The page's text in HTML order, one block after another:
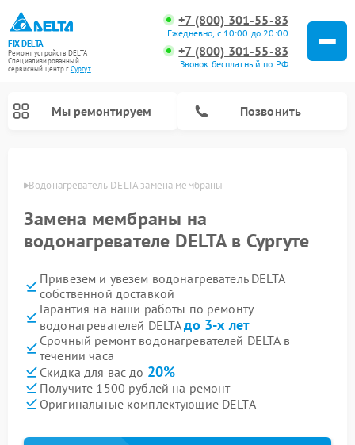
FIX-DELTA
Ремонт устройств DELTA
Специализированный
cервисный центр г.Сургут
+7 (800) 301-55-83
Ежедневно, с 10:00 до 20:00
+7 (800) 301-55-83
Звонок бесплатный по РФ
Мы ремонтируем Позвонить
Водонагреватель DELTA замена мембраны
Замена мембраны на
водонагревателе DELTA в Сургуте
Привезем и увезем водонагреватель DELTA
собственной доставкой
Гарантия на наши работы по ремонту
водонагревателей DELTAдо 3-х лет
Срочный ремонт водонагревателей DELTA в
течении часа
Скидка для вас до 20%
Получите 1500 рублей на ремонт
Оригинальные комплектующие DELTA